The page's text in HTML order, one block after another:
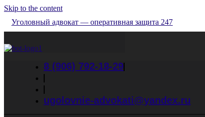
Skip to the content
Уголовный адвокат — оперативная защита 247
8 (906) 792-18-29
ugolovnie-advokati@yandex.ru